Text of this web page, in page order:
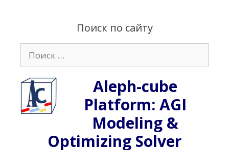
Поиск по сайту
Aleph-cube
Platform: AGI
Modeling &
Optimizing Solver